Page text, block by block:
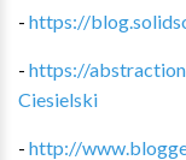
- https://
- https://
Ciesielski
- http://